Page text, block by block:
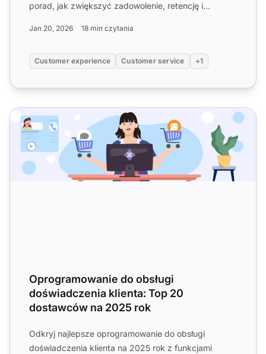
porad, jak zwiększyć zadowolenie, retencję i
Jan 20, 2026 18 min czytania
Customer experience Customer service +1
Oprogramowanie do obsługi doświadczenia klienta:
Oprogramowanie do obsługi
doświadczenia klienta: Top 20
dostawców na 2025 rok
Odkryj najlepsze oprogramowanie do obsługi
doświadczenia klienta na 2025 rok z funkcjami